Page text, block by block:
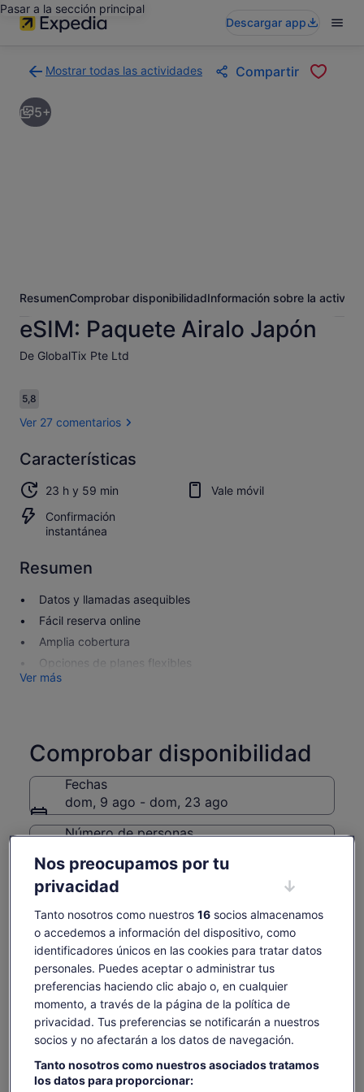
Pasar a la sección principal
Descargar app
Mostrar todas las actividades
a
la
página
Compartir
5+
ResumenComprobar disponibilidadInformación sobre la
eSIM: Paquete Airalo Japón
De GlobalTix Pte Ltd
Comentarios
5,85,8 de 10
Ver 27 comentarios
5.85.8 sobre 10
Abrir los
27 comentarios
Características
23 h y 59 min
Vale móvil
Confirmación
instantánea
Resumen
Datos y llamadas asequibles
Fácil reserva online
Amplia cobertura
Opciones de planes flexibles
Ver más
Comprobar disponibilidad
Fechas
dom, 9 ago - dom, 23 ago
Número de personas
mié., 12 ago.
-
jue., 13 ago.
- 3 €
sáb., 15 ago.
3 € 3 €
El
precio
es
de
3 €
por
viajero
3 €
incluye tasas e impuestos
por viajero
Ver entradas
Es posible que el contenido de esta página se haya
traducido automáticamente.
Ver texto original (inglés)
Opinar sobre esta traducciónSe
abre
en
una
pestaña
nueva
Qué incluye y qué no
Según la opción que selecciones
Nos preocupamos por tu
privacidad
Tanto nosotros como nuestros 16socios almacenamos
o accedemos a información del dispositivo, como
identificadores únicos en las cookies para tratar datos
personales. Puedes aceptar o administrar tus
preferencias haciendo clic abajo o, en cualquier
momento, a través de la página de la política de
privacidad. Tus preferencias se notificarán a nuestros
socios y no afectarán a los datos de navegación.
Tanto nosotros como nuestros asociados tratamos
los datos para proporcionar: